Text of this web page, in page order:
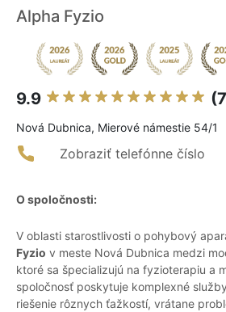
Alpha Fyzio
9.9
Nová Dubnica, Mierové námestie 54/1
Zobraziť telefónne číslo
O spoločnosti:
V oblasti starostlivosti o pohybový
Fyzio v meste Nová Dubnica medzi
ktoré sa špecializujú na fyzioterapiu a
spoločnosť poskytuje komplexné
riešenie rôznych ťažkostí, vrátane